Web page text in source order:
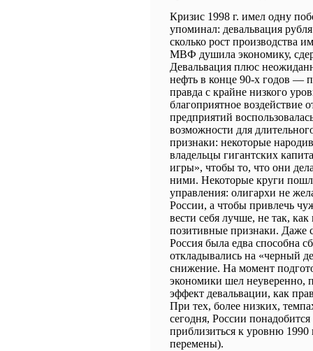
Кризис 1998 г. имел одну
упоминал: девальвация
сколько рост производства
МВФ душила экономику,
Девальвация плюс
нефть в конце 90-х годов ―
правда с крайне низкого
благоприятное воздействие
предприятий
возможности для
признаки: некоторые
владельцы гигантских
игры», чтобы то, что они
ними. Некоторые круги
управления: олигархи не
России, а чтобы привлечь
вести себя лучше, не так,
позитивные признаки. Даже
Россия была едва способна
откладывались на «черный
снижение. На момент
экономики шел неуверенно,
эффект девальвации, как
При тех, более низких,
сегодня, России
приблизиться к уровню 1990
перемены).